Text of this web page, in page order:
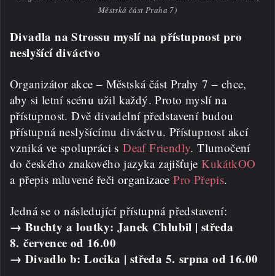
Městská část Praha 7)
Divadla na Strossu myslí na přístupnost pro
neslyšící diváctvo
Organizátor akce – Městská část Prahy 7 – chce,
aby si letní scénu užil každý. Proto myslí na
přístupnost. Dvě divadelní představení budou
přístupná neslyšícímu diváctvu. Přístupnost akcí
vzniká ve spolupráci sDeaf Friendly. Tlumočení
do českého znakového jazyka zajišťuje KukátkOO
a přepis mluvené řeči organizacePro Přepis.
Jedná se o následující přístupná představení:
→ Buchty a loutky: Janek Chlubil | středa
8. července od 16.00
→ Divadlo b: Locika | středa 5. srpna od 16.00